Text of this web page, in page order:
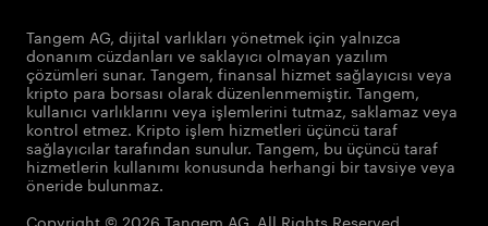
Tangem AG, dijital varlıkları yönetmek için yalnızca
donanım cüzdanları ve saklayıcı olmayan yazılım
çözümleri sunar. Tangem, finansal hizmet sağlayıcısı veya
kripto para borsası olarak düzenlenmemiştir. Tangem,
kullanıcı varlıklarını veya işlemlerini tutmaz, saklamaz veya
kontrol etmez. Kripto işlem hizmetleri üçüncü taraf
sağlayıcılar tarafından sunulur. Tangem, bu üçüncü taraf
hizmetlerin kullanımı konusunda herhangi bir tavsiye veya
öneride bulunmaz.